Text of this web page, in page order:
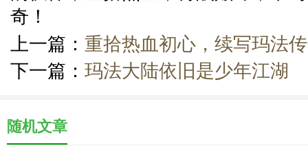
奇！
上一篇： 重拾热血初心，续写玛法
下一篇： 玛法大陆依旧是少年江湖
随机文章